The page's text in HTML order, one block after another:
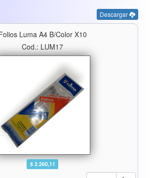
Descargar
Luma A4 B/color X10
Cod.: LUM17
$ 2.260,11